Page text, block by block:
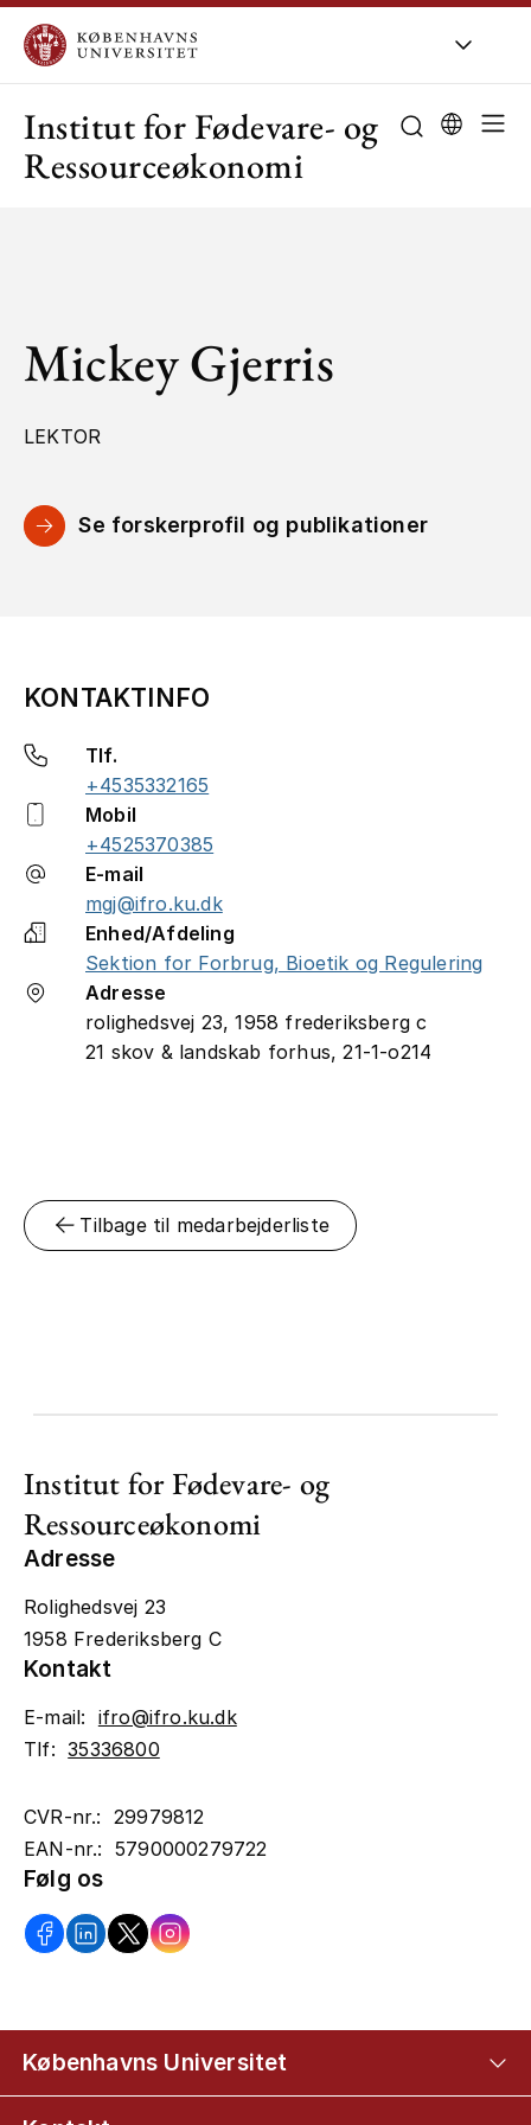
Institut for Fødevare- og
Ressourceøkonomi
Mickey Gjerris
LEKTOR
Se forskerprofil og publikationer
KONTAKTINFO
Tlf.
+4535332165
Mobil
+4525370385
E-mail
mgj@ifro.ku.dk
Enhed/Afdeling
Sektion for Forbrug, Bioetik og Regulering
Adresse
rolighedsvej 23, 1958 frederiksberg c
21 skov & landskab forhus, 21-1-o214
Tilbage til medarbejderliste
Institut for Fødevare- og
Ressourceøkonomi
Adresse
Rolighedsvej 23
1958 Frederiksberg C
Kontakt
E-mail: ifro@ifro.ku.dk
Tlf:35336800
CVR-nr.: 29979812
EAN-nr.: 5790000279722
Følg os
Københavns Universitet
Om KU